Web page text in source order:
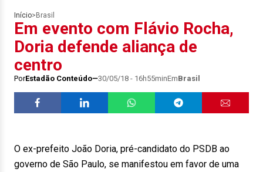
Início> Brasil
Em evento com Flávio Rocha,
Doria defende aliança de
centro
PorEstadão Conteúdo 30/05/18 - 16h55minEmBrasil
O ex-prefeito João Doria, pré-candidato do PSDB ao
governo de São Paulo, se manifestou em favor de uma